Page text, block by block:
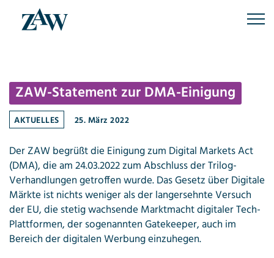
ZAW-Statement zur DMA-Einigung
AKTUELLES 25. März 2022
Der ZAW begrüßt die Einigung zum Digital Markets Act
(DMA), die am 24.03.2022 zum Abschluss der Trilog-
Verhandlungen getroffen wurde. Das Gesetz über Digitale
Märkte ist nichts weniger als der langersehnte Versuch
der EU, die stetig wachsende Marktmacht digitaler Tech-
Plattformen, der sogenannten Gatekeeper, auch im
Bereich der digitalen Werbung einzuhegen.